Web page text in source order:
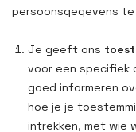
persoonsgegevens te
Je geeft ons
voor een specifiek
goed informeren
hoe je je
intrekken, met wie